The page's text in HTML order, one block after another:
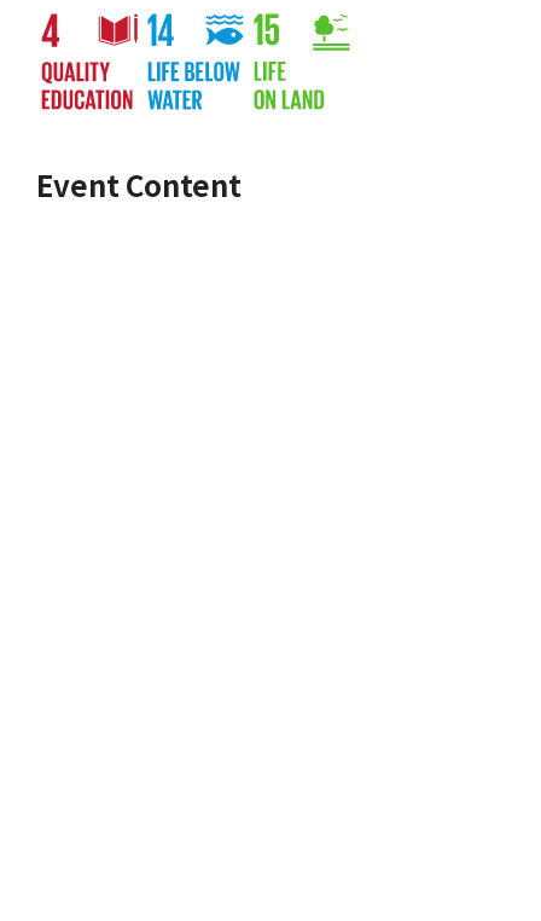
Event Content